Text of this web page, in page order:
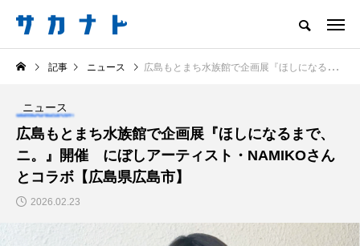
サカナをもっと好きになる
知る 食べる 楽しむ 創る
注目記事 サカナを知ろう
食べる
記事 ニュース 広島もとまち水族館で企画展『ほしになるまで、ニ。』開催 にぼしアーティスト・NAMIKOさんとコラボ【広島県広島市】
ニュース
広島もとまち水族館で企画展『ほしになるまで、
ニ。』開催 にぼしアーティスト・NAMIKOさん
とコラボ【広島県広島市】
2026.02.23